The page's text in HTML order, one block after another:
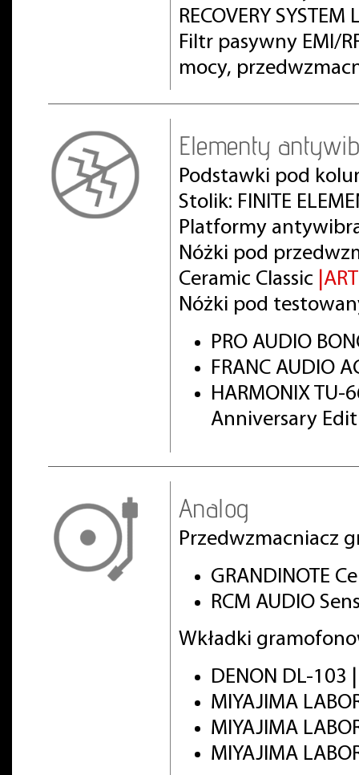
RECOVERY
Filtr pasywny EMI/
mocy,
Elementy
Podstawki pod
Stolik: FINITE
Platformy
Nóżki pod
Ceramic Classic
Nóżki pod
PRO AUDIO
FRANC AUDIO
HARMONIX TU-
Anniversary
Analog
Przedwzmacniacz
GRANDINOTE
RCM AUDIO
Wkładki
DENON DL-103
MIYAJIMA
MIYAJIMA
MIYAJIMA